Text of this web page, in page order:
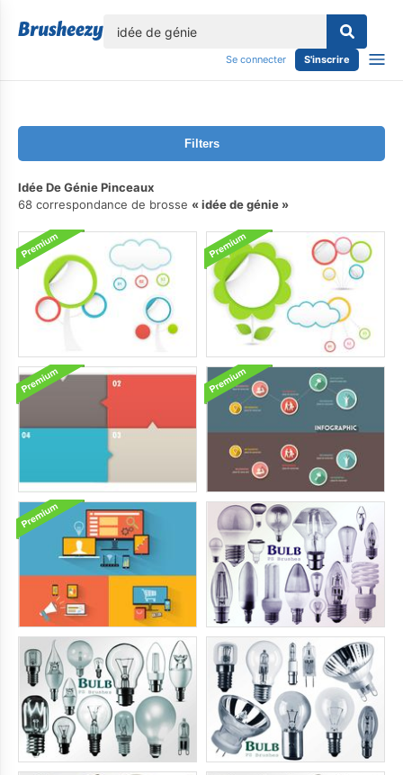
Se connecter S'inscrire
Filters
Idée De Génie Pinceaux
68 correspondance de brosse
idée de génie